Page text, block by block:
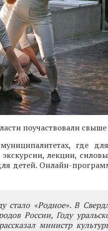
поучаствовали свыше
где
лекции,
детей. Онлайн-
стало «Родное». В
России, Году
министр